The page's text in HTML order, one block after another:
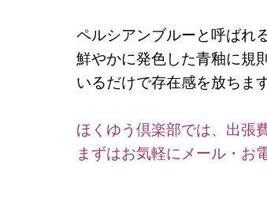
ペルシアンブルーと呼ばれ
鮮やかに発色した青釉に規
いるだけで存在感を放ちます
ほくゆう倶楽部では、出張
まずはお気軽にメール・お